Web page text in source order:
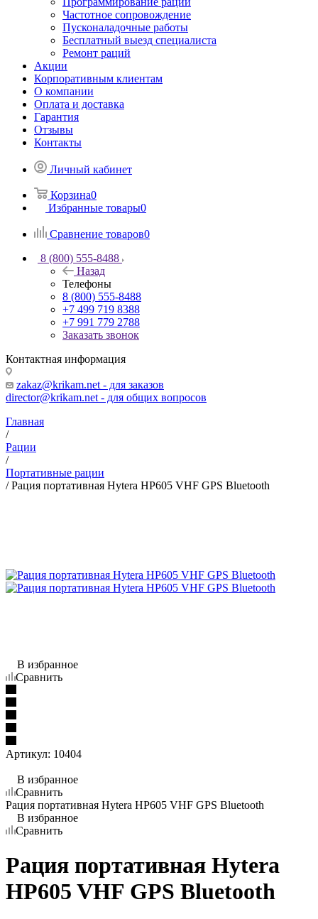
Частотное сопровождение
Пусконаладочные работы
Бесплатный выезд специалиста
Ремонт раций
Акции
Корпоративным клиентам
О компании
Оплата и доставка
Гарантия
Отзывы
Контакты
Личный кабинет
Корзина0
Избранные товары0
Сравнение товаров0
8 (800) 555-8488
Назад
Телефоны
8 (800) 555-8488
+7 499 719 8388
+7 991 779 2788
Заказать звонок
Контактная информация
zakaz@krikam.net - для заказов
director@krikam.net - для общих вопросов
Главная
/
Рации
/
Портативные рации
/Рация портативная Hytera HP605 VHF GPS Bluetooth
В избранное
Сравнить
Артикул: 10404
В избранное
Сравнить
Рация портативная Hytera HP605 VHF GPS Bluetooth
В избранное
Сравнить
Рация портативная Hytera
HP605 VHF GPS Bluetooth